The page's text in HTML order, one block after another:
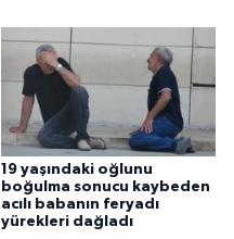
19 yaşındaki oğlunu
boğulma sonucu kaybeden
acılı babanın feryadı
yürekleri dağladı